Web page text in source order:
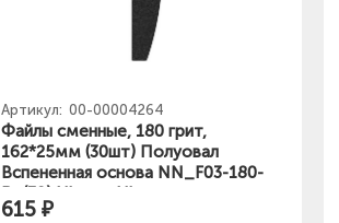
Артикул: 00-00004264
Файлы сменные, 180 грит,
162*25мм (30шт) Полуовал
Вспененная основа NN_F03-180-
P_(30) Nippon Nippers
615 ₽